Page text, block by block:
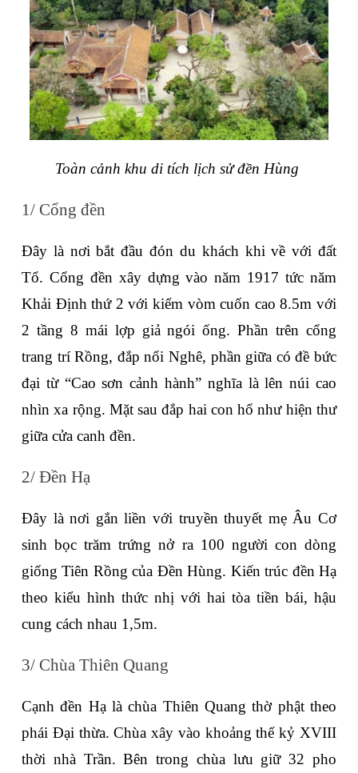
Toàn cảnh khu di tích lịch sử đền Hùng
1/ Cổng đền
Đây là nơi bắt đầu đón du khách khi về với đất
Tổ. Cổng đền xây dựng vào năm 1917 tức năm
Khải Định thứ 2 với kiểm vòm cuốn cao 8.5m với
2 tầng 8 mái lợp giả ngói ống. Phần trên cổng
trang trí Rồng, đắp nổi Nghê, phần giữa có đề bức
đại từ “Cao sơn cảnh hành” nghĩa là lên núi cao
nhìn xa rộng. Mặt sau đắp hai con hổ như hiện thư
giữa cửa canh đền.
2/ Đền Hạ
Đây là nơi gắn liền với truyền thuyết mẹ Âu Cơ
sinh bọc trăm trứng nở ra 100 người con dòng
giống Tiên Rồng của Đền Hùng. Kiến trúc đền Hạ
theo kiểu hình thức nhị với hai tòa tiền bái, hậu
cung cách nhau 1,5m.
3/ Chùa Thiên Quang
Cạnh đền Hạ là chùa Thiên Quang thờ phật theo
phái Đại thừa. Chùa xây vào khoảng thế kỷ XVIII
thời nhà Trần. Bên trong chùa lưu giữ 32 pho